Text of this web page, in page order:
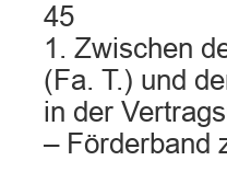
45
1. Zwischen
(Fa. T.) und
in der
– Förderband